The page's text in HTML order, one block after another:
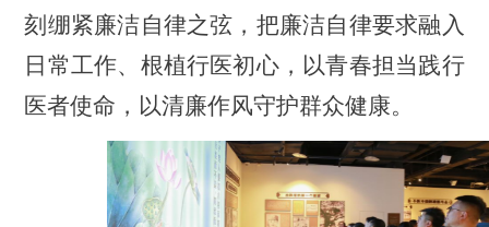
刻绷紧廉洁自律之弦，把廉洁自律要求融入
日常工作、根植行医初心，以青春担当践行
医者使命，以清廉作风守护群众健康。